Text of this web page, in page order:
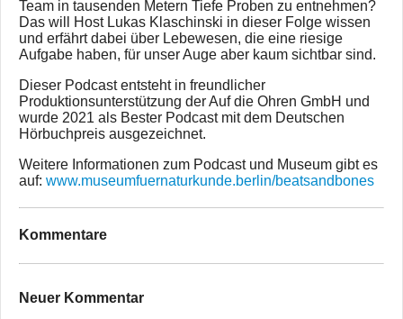
Team in tausenden Metern Tiefe Proben zu entnehmen?
Das will Host Lukas Klaschinski in dieser Folge wissen
und erfährt dabei über Lebewesen, die eine riesige
Aufgabe haben, für unser Auge aber kaum sichtbar sind.
Dieser Podcast entsteht in freundlicher
Produktionsunterstützung der Auf die Ohren GmbH und
wurde 2021 als Bester Podcast mit dem Deutschen
Hörbuchpreis ausgezeichnet.
Weitere Informationen zum Podcast und Museum gibt es
auf: www.museumfuernaturkunde.berlin/beatsandbones
Kommentare
Neuer Kommentar